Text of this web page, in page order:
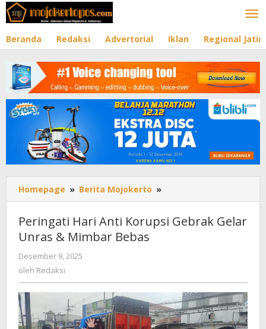
Lewati
ke
Beranda Redaksi Advertorial Iklan Regional Jatim
Homepage » Berita Mojokerto »
Hari
Korupsi
Bebas
Peringati Hari Anti Korupsi Gebrak Gelar
Unras & Mimbar Bebas
Desember 9, 2025
oleh Redaksi